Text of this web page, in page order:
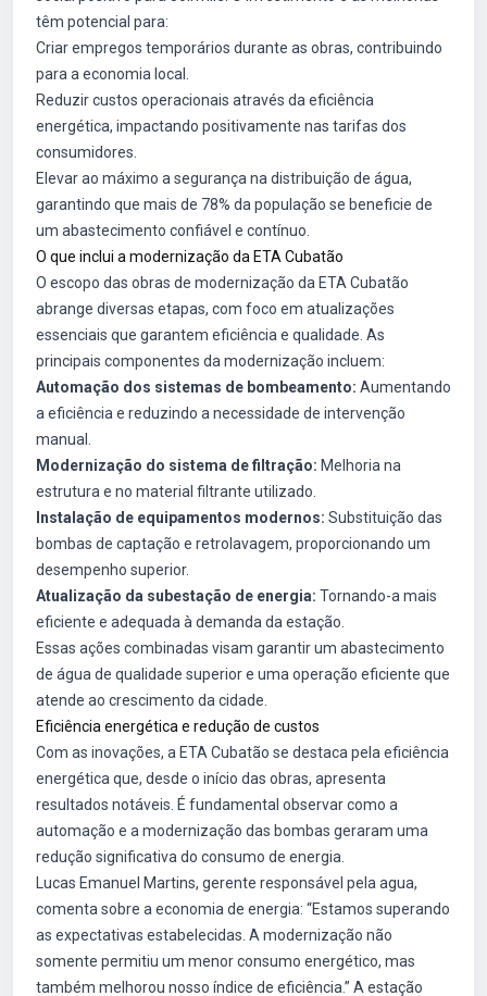
têm potencial para:
Criar empregos temporários durante as obras, contribuindo
para a economia local.
Reduzir custos operacionais através da eficiência
energética, impactando positivamente nas tarifas dos
consumidores.
Elevar ao máximo a segurança na distribuição de água,
garantindo que mais de 78% da população se beneficie de
um abastecimento confiável e contínuo.
O que inclui a modernização da ETA Cubatão
O escopo das obras de modernização da ETA Cubatão
abrange diversas etapas, com foco em atualizações
essenciais que garantem eficiência e qualidade. As
principais componentes da modernização incluem:
Automação dos sistemas de bombeamento: Aumentando
a eficiência e reduzindo a necessidade de intervenção
manual.
Modernização do sistema de filtração: Melhoria na
estrutura e no material filtrante utilizado.
Instalação de equipamentos modernos: Substituição das
bombas de captação e retrolavagem, proporcionando um
desempenho superior.
Atualização da subestação de energia: Tornando-a mais
eficiente e adequada à demanda da estação.
Essas ações combinadas visam garantir um abastecimento
de água de qualidade superior e uma operação eficiente que
atende ao crescimento da cidade.
Eficiência energética e redução de custos
Com as inovações, a ETA Cubatão se destaca pela eficiência
energética que, desde o início das obras, apresenta
resultados notáveis. É fundamental observar como a
automação e a modernização das bombas geraram uma
redução significativa do consumo de energia.
Lucas Emanuel Martins, gerente responsável pela agua,
comenta sobre a economia de energia: “Estamos superando
as expectativas estabelecidas. A modernização não
somente permitiu um menor consumo energético, mas
também melhorou nosso índice de eficiência.” A estação